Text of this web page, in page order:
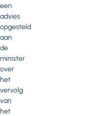
een
advies
opgesteld
aan
de
minister
over
het
vervolg
van
het